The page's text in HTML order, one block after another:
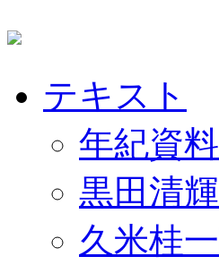
テキスト
年紀資
黒田清
久米桂